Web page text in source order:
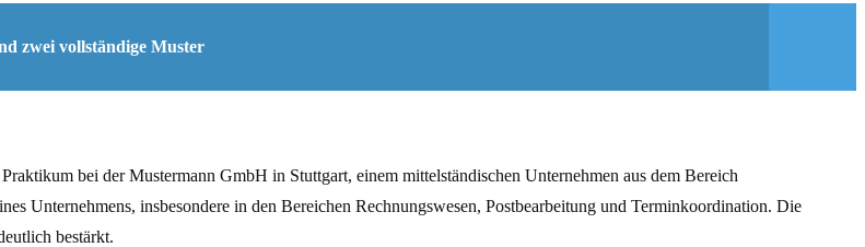
zwei vollständige Muster
bei der Mustermann GmbH in Stuttgart, einem mittelständischen Unternehmen aus dem Bereich
Unternehmens, insbesondere in den Bereichen Rechnungswesen, Postbearbeitung und Terminkoordination. Die
bestärkt.